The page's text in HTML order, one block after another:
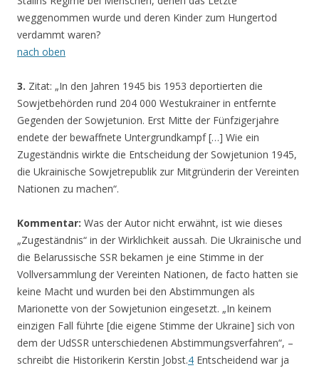
weggenommen wurde und deren Kinder zum Hungertod
verdammt waren?
nach oben
3. Zitat: „In den Jahren 1945 bis 1953 deportierten die
Sowjetbehörden rund 204 000 Westukrainer in entfernte
Gegenden der Sowjetunion. Erst Mitte der Fünfzigerjahre
endete der bewaffnete Untergrundkampf […] Wie ein
Zugeständnis wirkte die Entscheidung der Sowjetunion 1945,
die Ukrainische Sowjetrepublik zur Mitgründerin der Vereinten
Nationen zu machen“.
Kommentar: Was der Autor nicht erwähnt, ist wie dieses
„Zugeständnis“ in der Wirklichkeit aussah. Die Ukrainische und
die Belarussische SSR bekamen je eine Stimme in der
Vollversammlung der Vereinten Nationen, de facto hatten sie
keine Macht und wurden bei den Abstimmungen als
Marionette von der Sowjetunion eingesetzt. „In keinem
einzigen Fall führte [die eigene Stimme der Ukraine] sich von
dem der UdSSR unterschiedenen Abstimmungsverfahren“, –
schreibt die Historikerin Kerstin Jobst.4 Entscheidend war ja